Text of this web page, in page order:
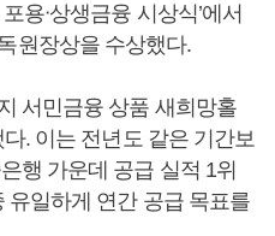
용ᐧ상생금융 시상식’에서
원장상을 수상했다.
서민금융 상품 새희망홀
. 이는 전년도 같은 기간보
행 가운데 공급 실적 1위
유일하게 연간 공급 목표를